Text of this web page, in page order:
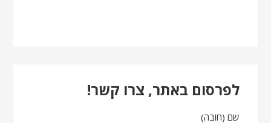
לפרסום באתר, צרו קשר!
שם (חובה)